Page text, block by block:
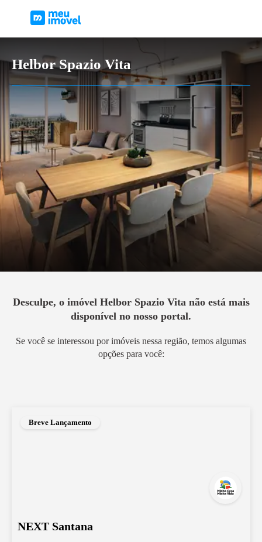
Helbor Spazio Vita
Desculpe, o imóvel Helbor Spazio Vitanão está mais
disponível no nosso portal.
Se você se interessou por imóveis nessa região, temos algumas
opções para você:
Breve Lançamento
NEXT Santana